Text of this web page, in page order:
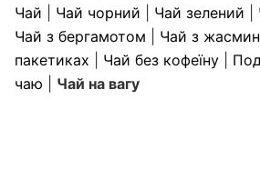
Чай
Чай чорний Чай зелений
Чай з бергамотом
Чай з
пакетиках
Чай без кофеїну
чаю
Чай на вагу